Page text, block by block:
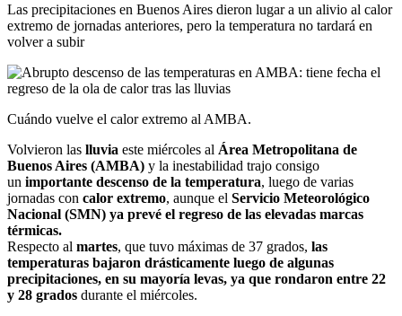
Las precipitaciones en Buenos Aires dieron lugar a un alivio al calor
extremo de jornadas anteriores, pero la temperatura no tardará en
volver a subir
Cuándo vuelve el calor extremo al AMBA.
Volvieron las lluvia este miércoles al Área Metropolitana de
Buenos Aires (AMBA) y la inestabilidad trajo consigo
un importante descenso de la temperatura, luego de varias
jornadas con calor extremo, aunque el Servicio Meteorológico
Nacional (SMN) ya prevé el regreso de las elevadas marcas
térmicas.
Respecto al martes, que tuvo máximas de 37 grados, las
temperaturas bajaron drásticamente luego de algunas
precipitaciones, en su mayoría levas, ya que rondaron entre 22
y 28 grados durante el miércoles.